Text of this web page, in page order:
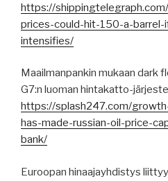
https://
prices-could-hit-150-a-
intensifies/
Maailmanpankin mukaan dark
G7:n luoman hintakatto-
https://splash247.com/
has-made-russian-oil-price-
bank/
Euroopan hinaajayhdistys